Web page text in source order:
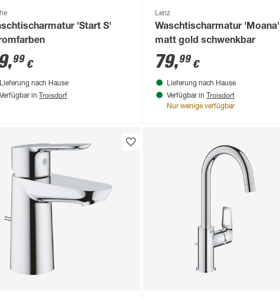
'Start S'
,99 €
Lieferung nach Hause
Verfügbar in Troisdorf
Lenz
Waschtischarmatur 'Moana'
matt gold schwenkbar
79,99€
Lieferung nach Hause
Verfügbar in Troisdorf
Nur wenige verfügbar